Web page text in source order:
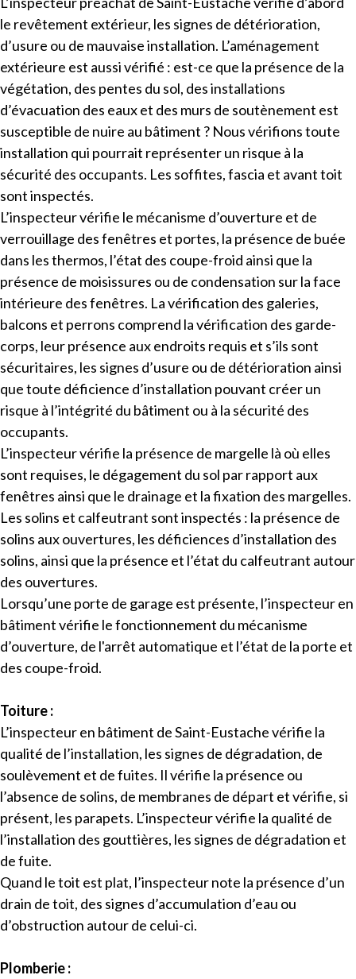
le revêtement extérieur, les signes de détérioration,
d’usure ou de mauvaise installation. L’aménagement
extérieure est aussi vérifié : est-ce que la présence de la
végétation, des pentes du sol, des installations
d’évacuation des eaux et des murs de soutènement est
susceptible de nuire au bâtiment ? Nous vérifions toute
installation qui pourrait représenter un risque à la
sécurité des occupants. Les soffites, fascia et avant toit
sont inspectés.
L’inspecteur vérifie le mécanisme d’ouverture et de
verrouillage des fenêtres et portes, la présence de buée
dans les thermos, l’état des coupe-froid ainsi que la
présence de moisissures ou de condensation sur la face
intérieure des fenêtres. La vérification des galeries,
balcons et perrons comprend la vérification des garde-
corps, leur présence aux endroits requis et s’ils sont
sécuritaires, les signes d’usure ou de détérioration ainsi
que toute déficience d’installation pouvant créer un
risque à l’intégrité du bâtiment ou à la sécurité des
occupants.
L’inspecteur vérifie la présence de margelle là où elles
sont requises, le dégagement du sol par rapport aux
fenêtres ainsi que le drainage et la fixation des margelles.
Les solins et calfeutrant sont inspectés : la présence de
solins aux ouvertures, les déficiences d’installation des
solins, ainsi que la présence et l’état du calfeutrant autour
des ouvertures.
Lorsqu’une porte de garage est présente, l’inspecteur en
bâtiment vérifie le fonctionnement du mécanisme
d’ouverture, de l'arrêt automatique et l’état de la porte et
des coupe-froid.
Toiture :
L’inspecteur en bâtiment de Saint-Eustache vérifie la
qualité de l’installation, les signes de dégradation, de
soulèvement et de fuites. Il vérifie la présence ou
l’absence de solins, de membranes de départ et vérifie, si
présent, les parapets. L’inspecteur vérifie la qualité de
l’installation des gouttières, les signes de dégradation et
de fuite.
Quand le toit est plat, l’inspecteur note la présence d’un
drain de toit, des signes d’accumulation d’eau ou
d’obstruction autour de celui-ci.
Plomberie :